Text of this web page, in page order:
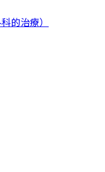
的治療）